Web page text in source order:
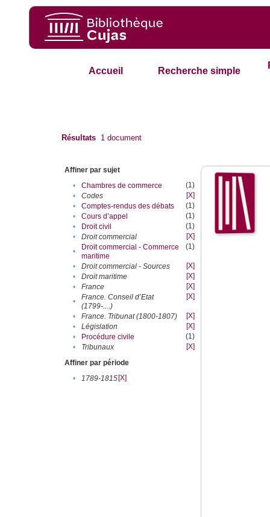
Accueil Recherche simple
Résultats 1 document
Affiner par sujet
•
Chambres de commerce
(1)
•
Codes
[X]
•
Comptes-rendus des débats
(1)
•
Cours d’appel
(1)
•
Droit civil
(1)
•
Droit commercial
[X]
•
Droit commercial - Commerce
maritime
(1)
• Droit commercial - Sources
[X]
•
Droit maritime
[X]
•
France
[X]
•
France. Conseil d’Etat
(1799-....)
[X]
• France. Tribunat (1800-1807)
[X]
•
Législation
[X]
•
Procédure civile
(1)
•
Tribunaux
[X]
Affiner par période
•
1789-1815[X]